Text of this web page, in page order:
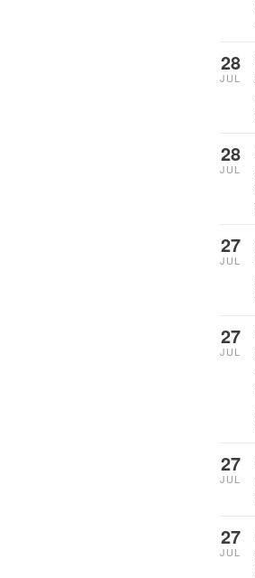
28
JUL
28
JUL
27
JUL
27
JUL
27
JUL
27
JUL